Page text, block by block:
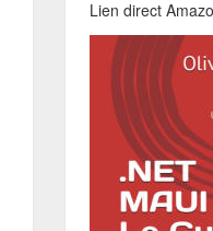
Lien direct